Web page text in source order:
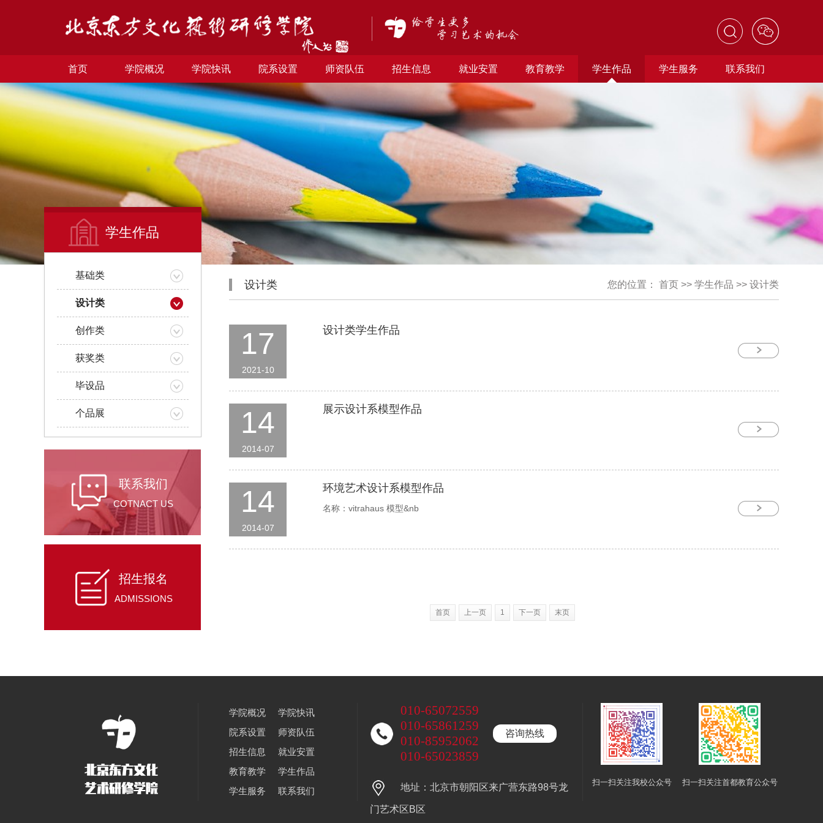
首页 学院概况 学院快讯 院系设置 师资队伍 招生信息 就业安置 教育教学 学生作品 学生服务 联系我们
学生作品
基础类
设计类
创作类
获奖类
毕设品
个品展
联系我们
COTNACT US
招生报名
ADMISSIONS
设计类 您的位置： 首页 >> 学生作品 >> 设计类
17
2021-10
设计类学生作品
14
2014-07
展示设计系模型作品
14
2014-07
环境艺术设计系模型作品
名称：vitrahaus 模型&nb
首页 上一页 1 下一页 末页
学院概况
学院快讯
院系设置
师资队伍
招生信息
就业安置
教育教学
学生作品
学生服务
联系我们
010-65072559
010-65861259
010-85952062
010-65023859
咨询热线
地址：北京市朝阳区来广营东路98号龙
门艺术区B区
扫一扫关注我校公众号 扫一扫关注首都教育公众号